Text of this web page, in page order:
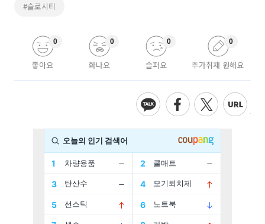
#슬로시티
좋아요
0
화나요
0
슬퍼요
0
추가취재 원해요
0